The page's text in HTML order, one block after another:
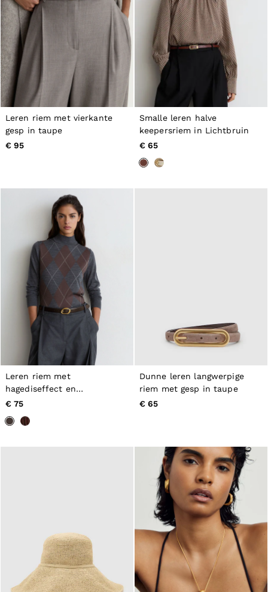
Leren riem met vierkante
gesp in taupe
€ 95
Smalle leren halve
keepersriem in Lichtbruin
€ 65
Leren riem met
hagediseffect en
gebeeldhouwde gesp in
€ 75
Dunne leren langwerpige
riem met gesp in taupe
€ 65